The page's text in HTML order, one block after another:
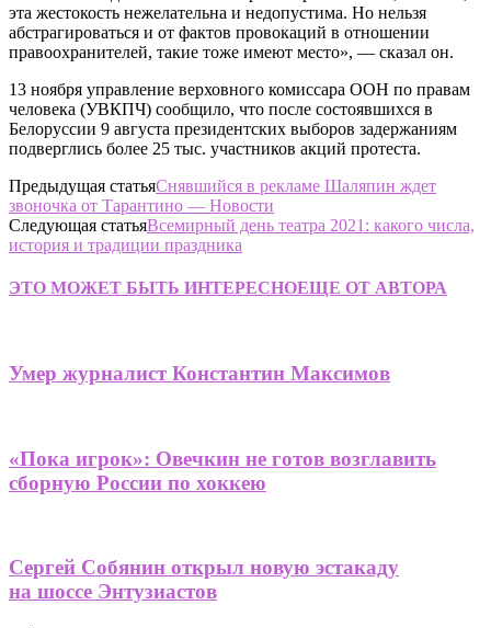
эта жестокость нежелательна и недопустима. Но нельзя
абстрагироваться и от фактов провокаций в отношении
правоохранителей, такие тоже имеют место», — сказал он.
13 ноября управление верховного комиссара ООН по правам
человека (УВКПЧ) сообщило, что после состоявшихся в
Белоруссии 9 августа президентских выборов задержаниям
подверглись более 25 тыс. участников акций протеста.
Предыдущая статьяСнявшийся в рекламе Шаляпин ждет
звоночка от Тарантино — Новости
Следующая статьяВсемирный день театра 2021: какого числа,
история и традиции праздника
ЭТО МОЖЕТ БЫТЬ ИНТЕРЕСНОЕЩЕ ОТ АВТОРА
Умер журналист Константин Максимов
«Пока игрок»: Овечкин не готов возглавить
сборную России по хоккею
Сергей Собянин открыл новую эстакаду
на шоссе Энтузиастов